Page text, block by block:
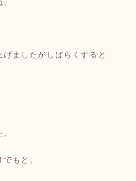
げましたがしばらくすると
もと。